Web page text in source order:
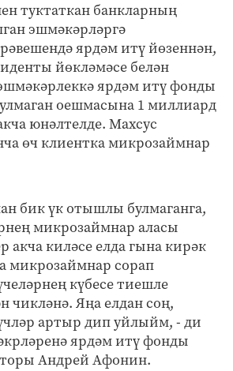
туктаткан банкларның
эшмәкәрләргә
ярдәм итү йөзеннән,
йөкләмәсе белән
ярдәм итү фонды
оешмасына 1 миллиард
юнәлтелде. Махсус
өч клиентка микрозаймнар
бик үк отышлы булмаганга,
микрозаймнар аласы
акча киләсе елда гына кирәк
микрозаймнар сорап
күбесе тиешле
чикләнә. Яңа елдан соң,
артыр дип уйлыйм, - ди
ярдәм итү фонды
Андрей Афонин.